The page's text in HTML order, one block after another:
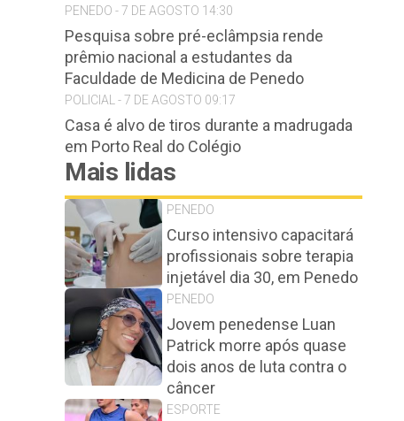
PENEDO - 7 DE AGOSTO 14:30
Pesquisa sobre pré-eclâmpsia rende
prêmio nacional a estudantes da
Faculdade de Medicina de Penedo
POLICIAL - 7 DE AGOSTO 09:17
Casa é alvo de tiros durante a madrugada
em Porto Real do Colégio
Mais lidas
PENEDO
Curso intensivo capacitará
profissionais sobre terapia
injetável dia 30, em Penedo
PENEDO
Jovem penedense Luan
Patrick morre após quase
dois anos de luta contra o
câncer
ESPORTE